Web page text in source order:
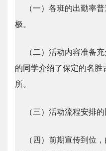
（一）各班的出勤率
极。
（二）活动内容准备
的同学介绍了保定的名胜
所。
（三）活动流程安排的
（四）前期宣传到位